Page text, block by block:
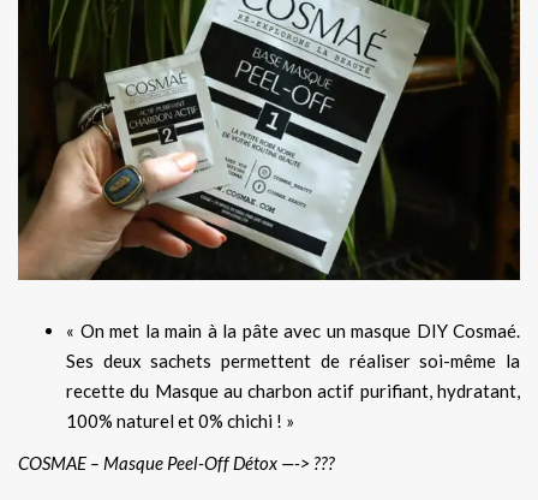
« On met la main à la pâte avec un masque DIY Cosmaé.
Ses deux sachets permettent de réaliser soi-même la
recette du Masque au charbon actif purifiant, hydratant,
100% naturel et 0% chichi ! »
COSMAE – Masque Peel-Off Détox —-> ???